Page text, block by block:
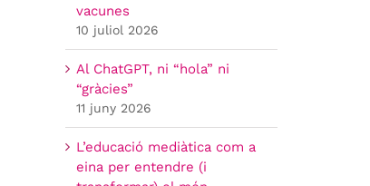
vacunes
10 juliol 2026
Al ChatGPT, ni “hola” ni
“gràcies”
11 juny 2026
L’educació mediàtica com a
eina per entendre (i